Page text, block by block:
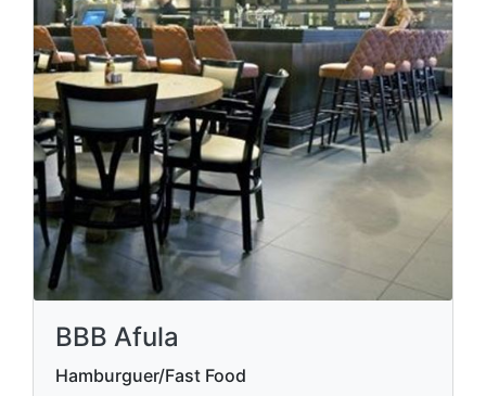
BBB Afula
Hamburguer/Fast Food